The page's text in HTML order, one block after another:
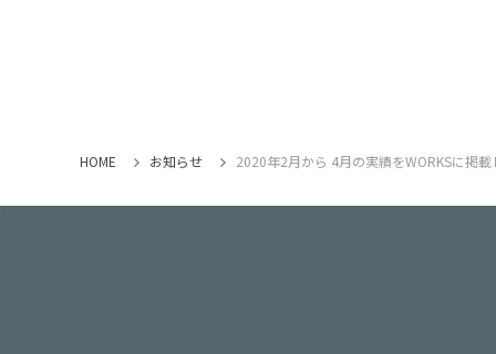
HOME お知らせ 2020年2月から 4月の実績をWORKSに掲